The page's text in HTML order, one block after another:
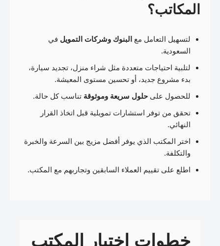
المكاتب؟
لتسهيل التعامل مع البنوك وشركات التمويل في
السعودية.
لتلبية احتياجات متعددة مثل شراء منزل، تجديد سيارة،
بدء مشروع جديد، أو تحسين مستوى المعيشة.
للحصول على حلول سريعة وموثوقة تناسب كل حالة.
تحقق من توفر استشارات تمويلية قبل اتخاذ القرار
النهائي.
اختر المكتب الذي يوفر أفضل مزيج بين السرعة والخبرة
والتكلفة.
اطلع على تقييم العملاء السابقين وتجاربهم مع المكتب.
خطوات اختيار المكتب